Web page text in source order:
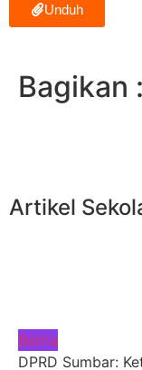
Unduh
Bagikan :
Artikel
Berita
DPRD Sumbar: